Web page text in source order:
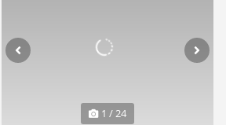
1 / 24